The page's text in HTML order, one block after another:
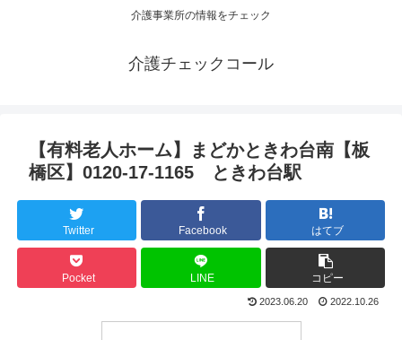
介護事業所の情報をチェック
介護チェックコール
【有料老人ホーム】まどかときわ台南【板
橋区】0120-17-1165 ときわ台駅
Twitter Facebook はてブ
Pocket LINE コピー
2023.06.20 2022.10.26